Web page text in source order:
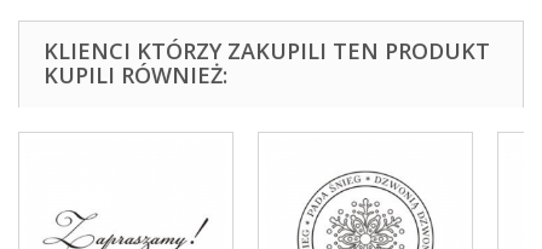
KLIENCI KTÓRZY ZAKUPILI TEN PRODUKT
KUPILI RÓWNIEŻ: